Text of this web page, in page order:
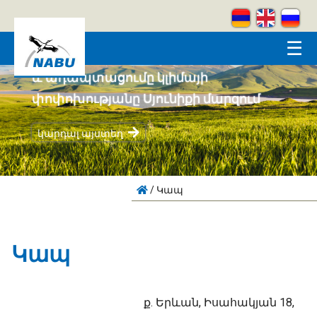
☰
Համայնքահեն բնապահպանությունը
և ադապտացումը կլիմայի
փոփոխությանը Սյունիքի մարզում
կարդալ այստեղ
/ Կապ
Կապ
ք. Երևան, Իսահակյան 18,